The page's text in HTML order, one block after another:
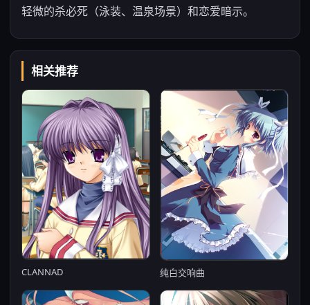
轻微的杀必死（泳装、温泉场景）和恋爱暗示。
相关推荐
CLANNAD 纯白交响曲